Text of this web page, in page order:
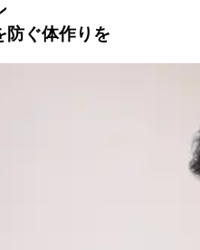
防ぐ体作りを